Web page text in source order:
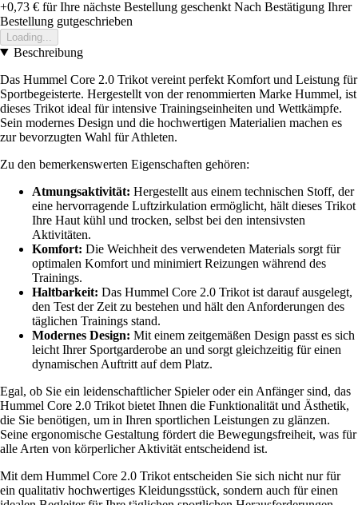
+0,73 € für Ihre nächste Bestellung geschenkt Nach Bestätigung Ihrer
Bestellung gutgeschrieben
Loading...
Beschreibung
Das Hummel Core 2.0 Trikot vereint perfekt Komfort und Leistung für
Sportbegeisterte. Hergestellt von der renommierten Marke Hummel, ist
dieses Trikot ideal für intensive Trainingseinheiten und Wettkämpfe.
Sein modernes Design und die hochwertigen Materialien machen es
zur bevorzugten Wahl für Athleten.
Zu den bemerkenswerten Eigenschaften gehören:
Atmungsaktivität: Hergestellt aus einem technischen Stoff, der
eine hervorragende Luftzirkulation ermöglicht, hält dieses Trikot
Ihre Haut kühl und trocken, selbst bei den intensivsten
Aktivitäten.
Komfort: Die Weichheit des verwendeten Materials sorgt für
optimalen Komfort und minimiert Reizungen während des
Trainings.
Haltbarkeit: Das Hummel Core 2.0 Trikot ist darauf ausgelegt,
den Test der Zeit zu bestehen und hält den Anforderungen des
täglichen Trainings stand.
Modernes Design: Mit einem zeitgemäßen Design passt es sich
leicht Ihrer Sportgarderobe an und sorgt gleichzeitig für einen
dynamischen Auftritt auf dem Platz.
Egal, ob Sie ein leidenschaftlicher Spieler oder ein Anfänger sind, das
Hummel Core 2.0 Trikot bietet Ihnen die Funktionalität und Ästhetik,
die Sie benötigen, um in Ihren sportlichen Leistungen zu glänzen.
Seine ergonomische Gestaltung fördert die Bewegungsfreiheit, was für
alle Arten von körperlicher Aktivität entscheidend ist.
Mit dem Hummel Core 2.0 Trikot entscheiden Sie sich nicht nur für
ein qualitativ hochwertiges Kleidungsstück, sondern auch für einen